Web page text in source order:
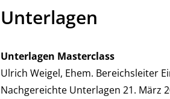
Unterlagen
Unterlagen Masterclass
Ulrich Weigel, Ehem. Bereichsleiter
Nachgereichte Unterlagen 21. März